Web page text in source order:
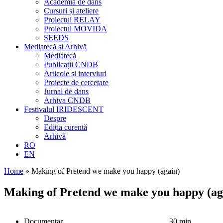
Academia de dans
Cursuri și ateliere
Proiectul RELAY
Proiectul MOVIDA
SEEDS
Mediatecă și Arhivă
Mediatecă
Publicații CNDB
Articole și interviuri
Proiecte de cercetare
Jurnal de dans
Arhiva CNDB
Festivalul IRIDESCENT
Despre
Ediția curentă
Arhivă
RO
EN
Home » Making of Pretend we make you happy (again)
Making of Pretend we make you happy
Documentar 30 min.